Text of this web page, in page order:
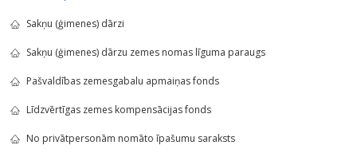
Sakņu (ģimenes) dārzi
Sakņu (ģimenes) dārzu zemes nomas līguma paraugs
Pašvaldības zemesgabalu apmaiņas fonds
Līdzvērtīgas zemes kompensācijas fonds
No privātpersonām nomāto īpašumu saraksts